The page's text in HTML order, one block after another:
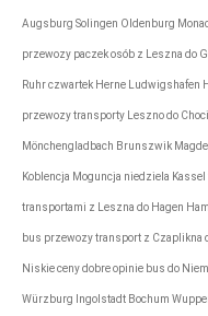
Augsburg Solingen Oldenburg
przewozy paczek osób z Leszna do
Ruhr czwartek Herne Ludwigshafen
przewozy transporty Leszno do
Mönchengladbach Brunszwik
Koblencja Moguncja niedziela
transportami z Leszna do Hagen
bus przewozy transport z Czaplikna
Niskie ceny dobre opinie bus do
Würzburg Ingolstadt Bochum